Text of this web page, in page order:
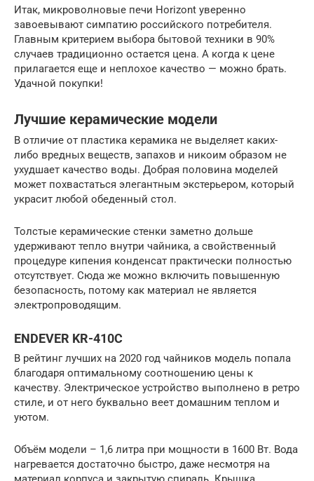
Итак, микроволновые печи Horizont уверенно
завоевывают симпатию российского потребителя.
Главным критерием выбора бытовой техники в 90%
случаев традиционно остается цена. А когда к цене
прилагается еще и неплохое качество — можно брать.
Удачной покупки!
Лучшие керамические модели
В отличие от пластика керамика не выделяет каких-
либо вредных веществ, запахов и никоим образом не
ухудшает качество воды. Добрая половина моделей
может похвастаться элегантным экстерьером, который
украсит любой обеденный стол.
Толстые керамические стенки заметно дольше
удерживают тепло внутри чайника, а свойственный
процедуре кипения конденсат практически полностью
отсутствует. Сюда же можно включить повышенную
безопасность, потому как материал не является
электропроводящим.
ENDEVER KR-410C
В рейтинг лучших на 2020 год чайников модель попала
благодаря оптимальному соотношению цены к
качеству. Электрическое устройство выполнено в ретро
стиле, и от него буквально веет домашним теплом и
уютом.
Объём модели – 1,6 литра при мощности в 1600 Вт. Вода
нагревается достаточно быстро, даже несмотря на